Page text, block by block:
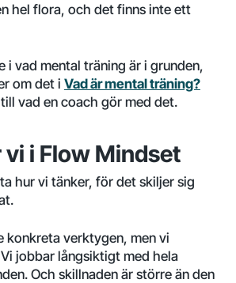
hel flora, och det finns inte ett
i vad mental träning är i grunden,
om det i Vad är mental träning?
vad en coach gör med det.
vi i Flow Mindset
hur vi tänker, för det skiljer sig
konkreta verktygen, men vi
jobbar långsiktigt med hela
Och skillnaden är större än den